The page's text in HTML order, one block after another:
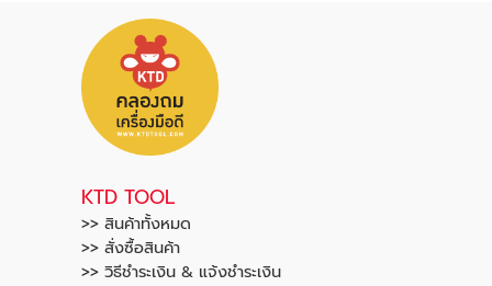
KTD TOOL
>> สินค้าทั้งหมด
>> สั่งซื้อสินค้า
>> วิธีชำระเงิน & แจ้งชำระเงิน